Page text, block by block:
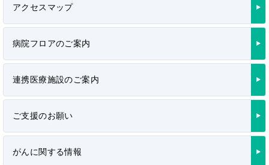
アクセスマップ
病院フロアのご案内
連携医療施設のご案内
ご支援のお願い
がんに関する情報